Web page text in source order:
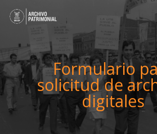
Formulario
solicitud de
digitales